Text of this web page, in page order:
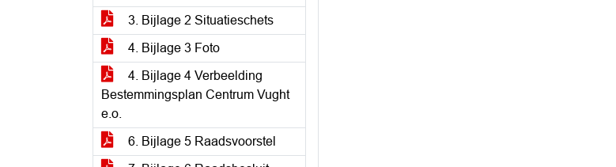
3. Bijlage 2 Situatieschets
4. Bijlage 3 Foto
4. Bijlage 4 Verbeelding
Bestemmingsplan Centrum Vught
e.o.
6. Bijlage 5 Raadsvoorstel